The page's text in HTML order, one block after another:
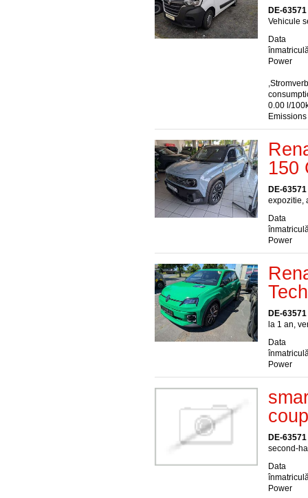
DE-
Vehicule
Data
Power
0.00 l/
150
DE-
expozitie,
Data
Power
DE-
la 1 an,
Data
Power
DE-
second-
Data
Power